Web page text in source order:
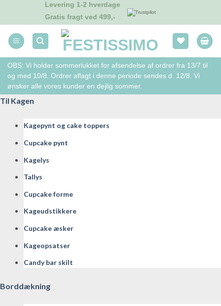
Levering 1-2 hverdage
Gratis fragt ved 499,-
OBS: Vi holder sommerlukket for afsendelse af ordrer fra 13/7 til
og med 10/8. Ordrer aflagt i denne periode sendes d. 12/8. Vi
ønsker alle vores kunder en dejlig sommer.
Til Kagen
Kagepynt og cake toppers
Cupcake pynt
Kagelys
Tallys
Cupcake forme
Kageudstikkere
Cupcake æsker
Kageopsatser
Candy bar skilt
Borddækning